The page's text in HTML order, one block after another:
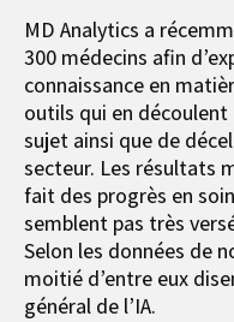
MD Analytics a
300 médecins afin
connaissance en
outils qui en
sujet ainsi que de
secteur. Les résultats
fait des progrès en
semblent pas très
Selon les données de
moitié d’entre eux
général de l’IA.